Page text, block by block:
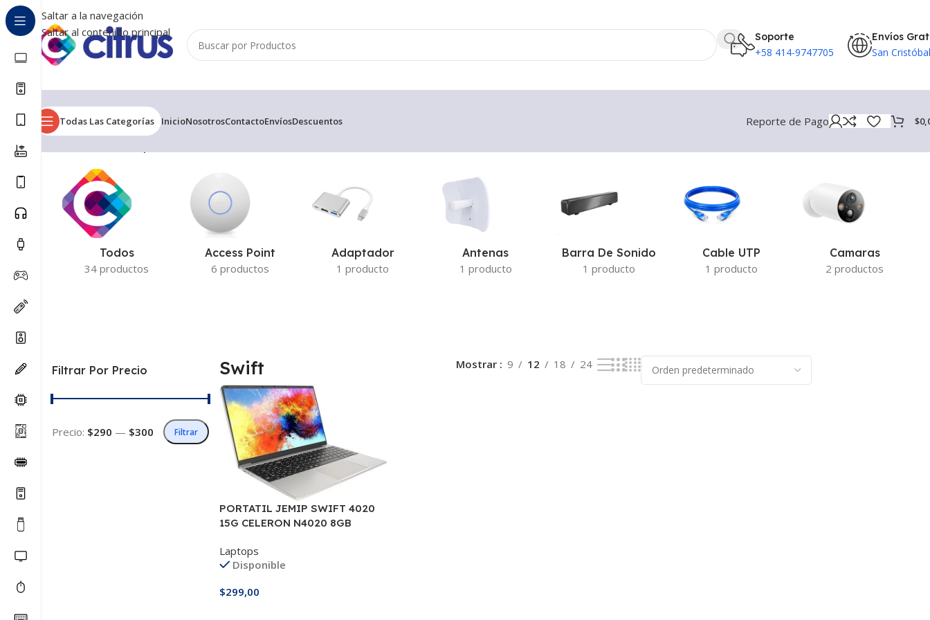
Saltar a la navegación
Saltar al contenido principal
Soporte
+58 414-9747705
Envíos
San Cristóbal
Todas Las Categorías InicioNosotrosContactoEnvíosDescuentos Reporte de Pago $
Todos
34 productos
Access Point
6 productos
Adaptador
1 producto
Antenas
1 producto
Barra De Sonido
1 producto
Cable UTP
1 producto
Camaras
2 productos
Filtrar Por Precio
Filtrar
Precio: $290 — $300
Swift Mostrar 9 12 18 24
PORTATIL JEMIP SWIFT 4020
15G CELERON N4020 8GB
Laptops
Disponible
$299,00